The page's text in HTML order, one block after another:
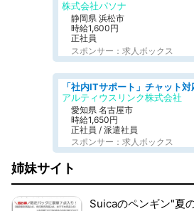
株式会社パソナ
静岡県 浜松市
時給1,600円
正社員
スポンサー：求人ボックス
アルティウスリンク株式会社
愛知県 名古屋市
時給1,650円
正社員 / 派遣社員
スポンサー：求人ボックス
姉妹サイト
Suicaのペンギン"夏